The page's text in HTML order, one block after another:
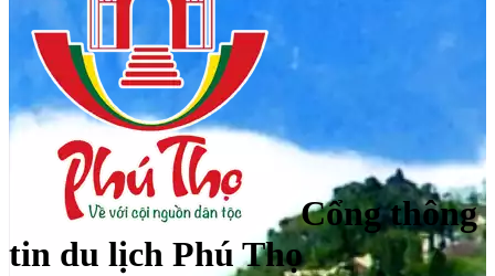
Cổng thông
tin du lịch Phú Thọ